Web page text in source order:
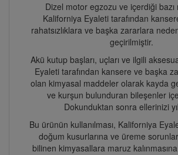
Dizel motor egzozu ve içerdiği bazı
Kaliforniya Eyaleti tarafından
rahatsızlıklara ve başka zararlara
geçirilmiştir.
Akü kutup başları, uçları ve ilgili
Eyaleti tarafından kansere ve başka
olan kimyasal maddeler olarak kayda
ve kurşun bulunduran bileşenler
Dokunduktan sonra ellerinizi
Bu ürünün kullanılması, Kaliforniya
doğum kusurlarına ve üreme
bilinen kimyasallara maruz